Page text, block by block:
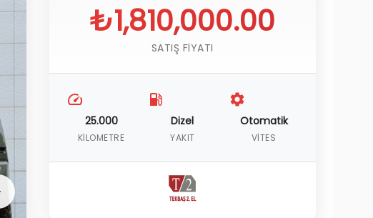
₺1,810,000.00
SATIŞ FIYATI
25.000
KILOMETRE
Dizel
YAKIT
Otomatik
VITES